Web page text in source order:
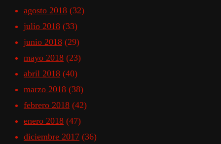
agosto 2018 (32)
julio 2018 (33)
junio 2018 (29)
mayo 2018 (23)
abril 2018 (40)
marzo 2018 (38)
febrero 2018 (42)
enero 2018 (47)
diciembre 2017 (36)